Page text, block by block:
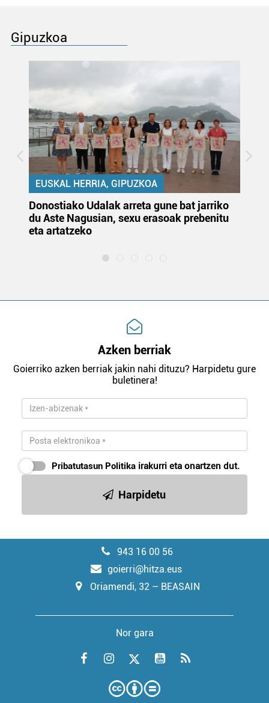
Gipuzkoa
EUSKAL HERRIA, GIPUZKOA
Donostiako Udalak arreta gune bat jarriko
du Aste Nagusian, sexu erasoak prebenitu
eta artatzeko
Azken berriak
Goierriko azken berriak jakin nahi dituzu? Harpidetu gure
buletinera!
Pribatutasun Politika irakurri eta onartzen dut.
Harpidetu
943 16 00 56
goierri@hitza.eus
Oriamendi, 32 – BEASAIN
Nor gara